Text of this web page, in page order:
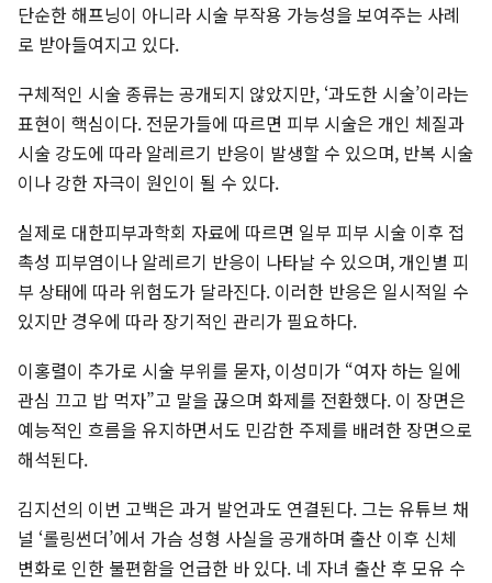
단순한 해프닝이 아니라 시술 부작용 가능성을 보여주는 사례
로 받아들여지고 있다.
구체적인 시술 종류는 공개되지 않았지만, ‘과도한 시술’이라는
표현이 핵심이다. 전문가들에 따르면 피부 시술은 개인 체질과
시술 강도에 따라 알레르기 반응이 발생할 수 있으며, 반복 시술
이나 강한 자극이 원인이 될 수 있다.
실제로 대한피부과학회 자료에 따르면 일부 피부 시술 이후 접
촉성 피부염이나 알레르기 반응이 나타날 수 있으며, 개인별 피
부 상태에 따라 위험도가 달라진다. 이러한 반응은 일시적일 수
있지만 경우에 따라 장기적인 관리가 필요하다.
이홍렬이 추가로 시술 부위를 묻자, 이성미가 “여자 하는 일에
관심 끄고 밥 먹자”고 말을 끊으며 화제를 전환했다. 이 장면은
예능적인 흐름을 유지하면서도 민감한 주제를 배려한 장면으로
해석된다.
김지선의 이번 고백은 과거 발언과도 연결된다. 그는 유튜브 채
널 ‘롤링썬더’에서 가슴 성형 사실을 공개하며 출산 이후 신체
변화로 인한 불편함을 언급한 바 있다. 네 자녀 출산 후 모유 수